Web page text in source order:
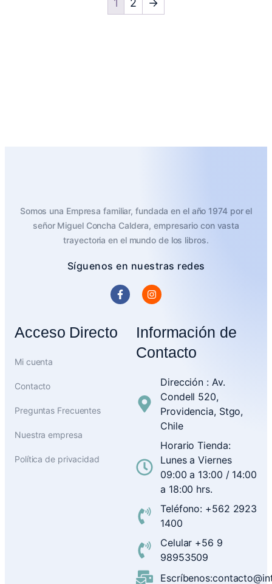
1 2 →
Somos una Empresa familiar, fundada en el año 1974 por el
señor Miguel Concha Caldera, empresario con vasta
trayectoria en el mundo de los libros.
Síguenos en nuestras redes
Acceso Directo
Mi cuenta
Contacto
Preguntas Frecuentes
Nuestra empresa
Política de privacidad
Información de
Contacto
Dirección : Av.
Condell 520,
Providencia, Stgo,
Chile
Horario Tienda:
Lunes a Viernes
09:00 a 13:00 / 14:00
a 18:00 hrs.
Teléfono: +562 2923
1400
Celular +56 9
98953509